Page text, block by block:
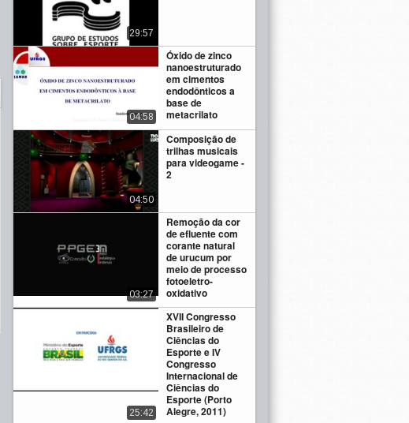
29:57
Óxido de zinco
nanoestruturado
em cimentos
endodônticos a
base de
metacrilato
04:58
Composição de
trilhas musicais
para videogame -
2
04:50
Remoção da cor
de efluente com
corante natural
de urucum por
meio de processo
fotoeletro-
oxidativo
03:27
XVII Congresso
Brasileiro de
Ciências do
Esporte e IV
Congresso
Internacional de
Ciências do
Esporte (Porto
Alegre, 2011)
25:42